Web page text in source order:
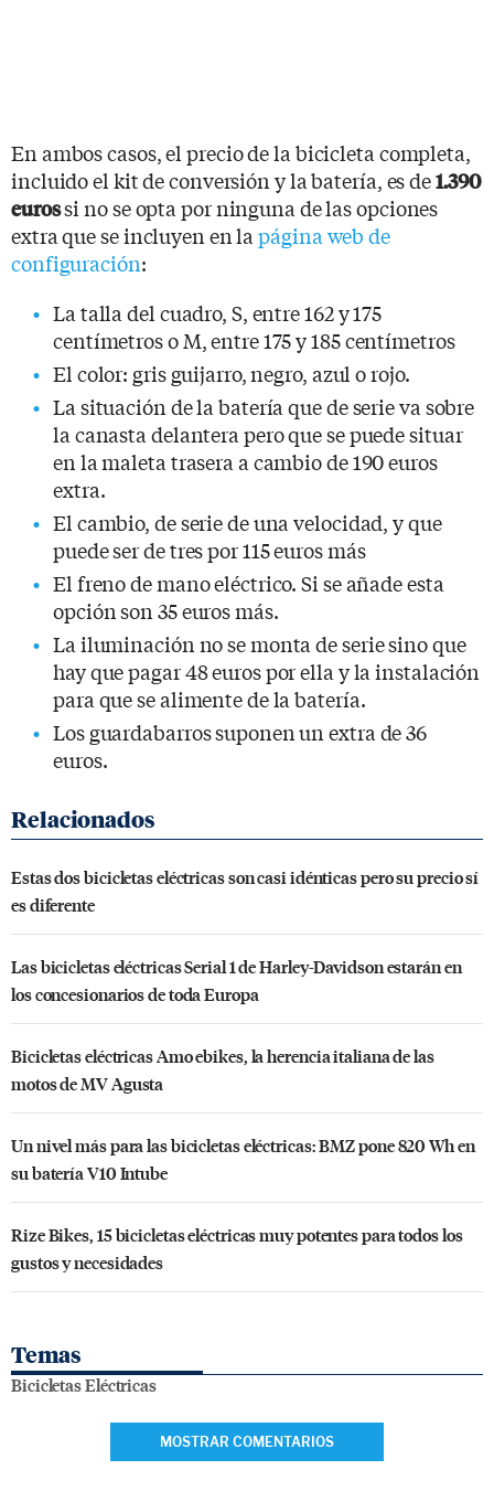
En ambos casos, el precio de la bicicleta completa,
incluido el kit de conversión y la batería, es de1.390
eurossi no se opta por ninguna de las opciones
extra que se incluyen en lapágina web de
configuración:
La talla del cuadro, S, entre 162 y 175
centímetros o M, entre 175 y 185 centímetros
El color: gris guijarro, negro, azul o rojo.
La situación de la batería que de serie va sobre
la canasta delantera pero que se puede situar
en la maleta trasera a cambio de 190 euros
extra.
El cambio, de serie de una velocidad, y que
puede ser de tres por 115 euros más
El freno de mano eléctrico. Si se añade esta
opción son 35 euros más.
La iluminación no se monta de serie sino que
hay que pagar 48 euros por ella y la instalación
para que se alimente de la batería.
Los guardabarros suponen un extra de 36
euros.
Estas dos bicicletas eléctricas son casi idénticas pero su precio sí
es diferente
Las bicicletas eléctricas Serial 1 de Harley-Davidson estarán en
los concesionarios de toda Europa
Bicicletas eléctricas Amo ebikes, la herencia italiana de las
motos de MV Agusta
Un nivel más para las bicicletas eléctricas: BMZ pone 820 Wh en
su batería V10 Intube
Rize Bikes, 15 bicicletas eléctricas muy potentes para todos los
gustos y necesidades
Temas
Bicicletas Eléctricas
MOSTRAR COMENTARIOS